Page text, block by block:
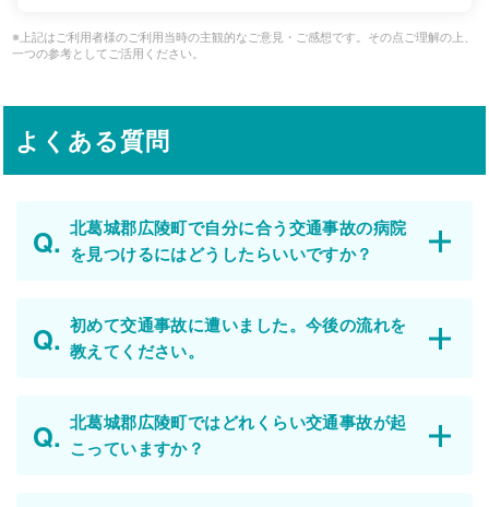
※上記はご利用者様のご利用当時の主観的なご意見・ご感想です。その点ご理解の上、
一つの参考としてご活用ください。
よくある質問
北葛城郡広陵町で自分に合う交通事故の病院
を見つけるにはどうしたらいいですか？
初めて交通事故に遭いました。今後の流れを
教えてください。
北葛城郡広陵町ではどれくらい交通事故が起
こっていますか？